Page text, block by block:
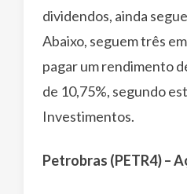
dividendos, ainda
Abaixo, seguem três
pagar um rendimento
de 10,75%, segundo
Investimentos.
Petrobras (PETR4) –